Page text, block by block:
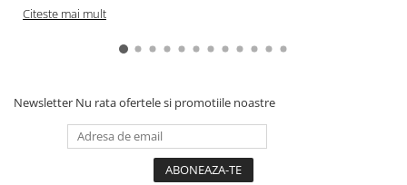
Transformers
Manuale
Citeste mai mult
Newsletter Nu rata ofertele si promotiile noastre